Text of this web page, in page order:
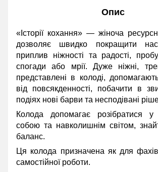
Опис
«Історії кохання» — жіноча
дозволяє швидко покращити
приплив ніжності та радості,
спогади або мрії. Дуже ніжні,
представлені в колоді, допомагають
від повсякденності, побачити в
подіях нові барви та несподівані
Колода допомагає розібратися у
собою та навколишнім світом,
баланс.
Ця колода призначена як для
самостійної роботи.